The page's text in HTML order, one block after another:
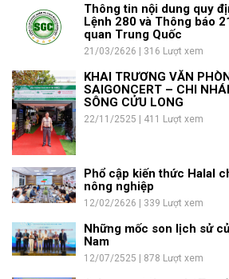
Thông tin nội dung quy
Lệnh 280 và Thông báo
quan Trung Quốc
21/03/2626 | 316 Lượt xem
KHAI TRƯƠNG VĂN
SAIGONCERT – CHI
SÔNG CỬU LONG
22/11/2525 | 411 Lượt xem
Phổ cập kiến thức Halal
nông nghiệp
12/02/2626 | 339 Lượt xem
Những mốc son lịch sử
Nam
12/07/2525 | 878 Lượt xem